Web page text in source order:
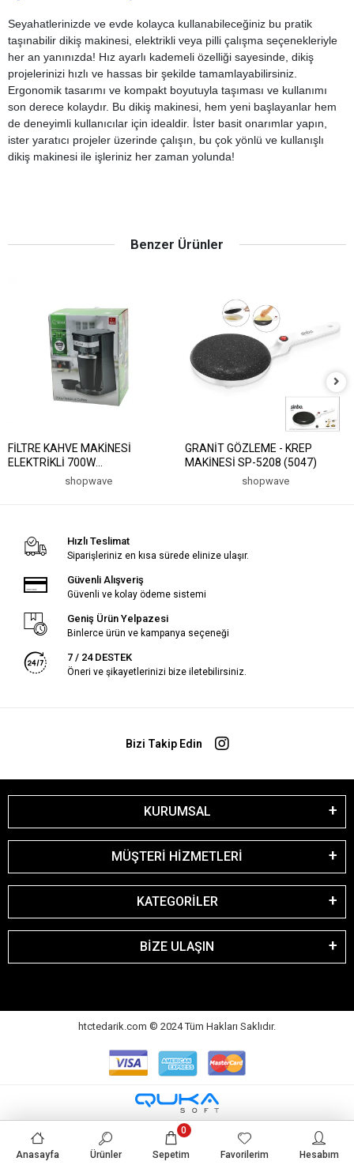
Seyahatlerinizde ve evde kolayca kullanabileceğiniz bu pratik
taşınabilir dikiş makinesi, elektrikli veya pilli çalışma seçenekleriyle
her an yanınızda! Hız ayarlı kademeli özelliği sayesinde, dikiş
projelerinizi hızlı ve hassas bir şekilde tamamlayabilirsiniz.
Ergonomik tasarımı ve kompakt boyutuyla taşıması ve kullanımı
son derece kolaydır. Bu dikiş makinesi, hem yeni başlayanlar hem
de deneyimli kullanıcılar için idealdir. İster basit onarımlar yapın,
ister yaratıcı projeler üzerinde çalışın, bu çok yönlü ve kullanışlı
dikiş makinesi ile işleriniz her zaman yolunda!
Benzer Ürünler
FİLTRE KAHVE MAKİNESİ
ELEKTRİKLİ 700W
400ML=PORTATiF ÇELİK
BARDAK=2-SAAT SICAK TUT
shopwave
GRANİT GÖZLEME - KREP
MAKİNESİ SP-5208 (5047)
shopwave
Hızlı Teslimat
Siparişleriniz en kısa sürede elinize ulaşır.
Güvenli Alışveriş
Güvenli ve kolay ödeme sistemi
Geniş Ürün Yelpazesi
Binlerce ürün ve kampanya seçeneği
7 / 24 DESTEK
Öneri ve şikayetlerinizi bize iletebilirsiniz.
Bizi Takip Edin
KURUMSAL
MÜŞTERİ HİZMETLERİ
KATEGORİLER
BİZE ULAŞIN
htctedarik.com © 2024 Tüm Hakları Saklıdır.
Anasayfa Ürünler Sepetim
0
Favorilerim Hesabım